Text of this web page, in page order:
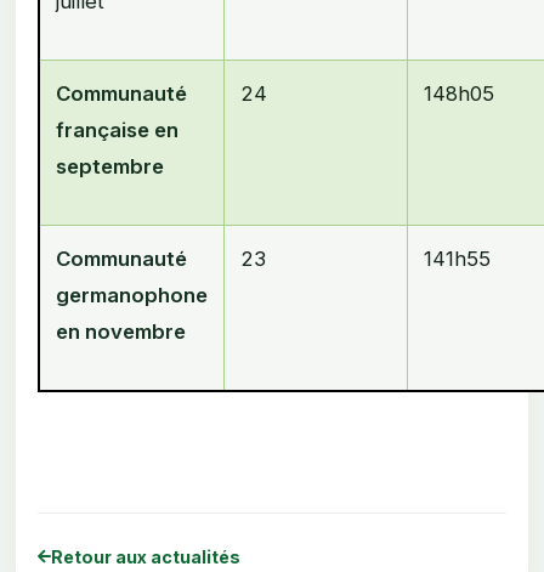
Communauté
française en
septembre
24 148h05
Communauté
germanophone
en novembre
23 141h55
Retour aux actualités